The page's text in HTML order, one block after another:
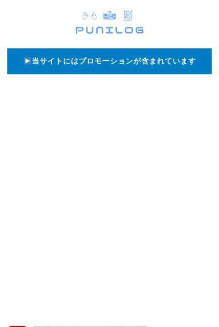
当サイトにはプロモーションが含まれています